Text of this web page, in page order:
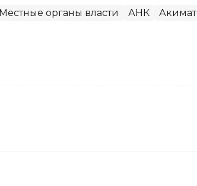
Местные органы власти АНК
Акимат